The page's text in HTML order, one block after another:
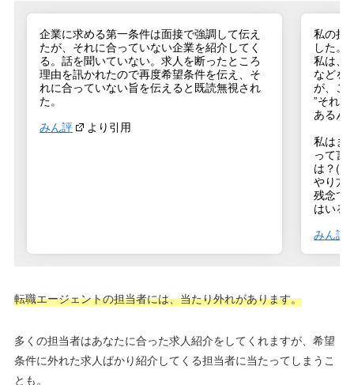
企業に求める第一条件は面接で強調して伝え
たが、それに合っていない企業を紹介してく
る。話を聞いていない。求人を断ったところ
理由を訊かれたので再度希望条件を伝え、そ
れに合っていない旨を伝えると既読無視され
た。
みん評
より引用
私の担
した。
私は、
などを
が、こ
”それ
あるん
私はま
って言
は？(笑
やり方
残念で
はいる
みん評
転職エージェントの担当者には、当たり外れがあります。
多くの担当者はあなたに合った求人紹介をしてくれますが、希望
条件に外れた求人ばかり紹介してくる担当者に当たってしまうこ
とも。